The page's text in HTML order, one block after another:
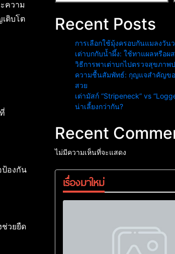
ความ
ติบโต
ป้องกัน
ช่วยยืด
Recent Posts
การเลือกใช้มุ้งครอบกันแมลงวัน
เต่าบกกับน้ำผึ้ง: ใช้ทาแผลหรือผ
วิธีการพาเต่าบกไปตรวจสุขภาพ
ความชื้นสัมพัทธ์: กุญแจสำคัญขอ
สวย
เต่ามัสก์ “Stripeneck” vs
น่าเลี้ยงกว่ากัน?
Recent
ไม่มีความเห็นที่จะแสดง
เรื่องมาใหม่